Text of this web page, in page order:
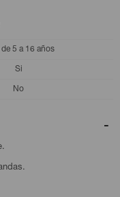
de 5 a 16 años
Si
No